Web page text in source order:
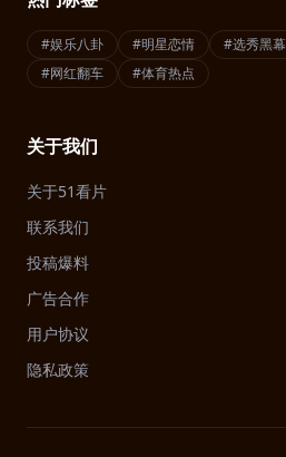
#娱乐八卦 #明星恋情 #选秀黑幕
#网红翻车
#体育热点
关于我们
关于51看片
联系我们
投稿爆料
广告合作
用户协议
隐私政策